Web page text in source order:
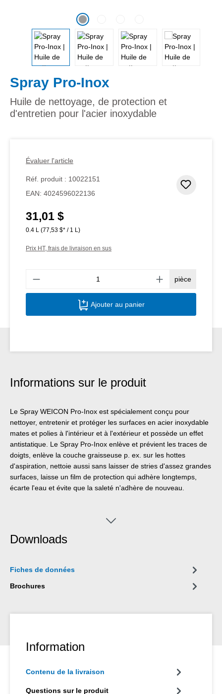
Spray Pro-Inox
Huile de nettoyage, de protection et
d'entretien pour l'acier inoxydable
Évaluer l'article
Réf. produit : 10022151
EAN: 4024596022136
Prix régulier :
31,01 $
0.4 L (77,53 $* / 1 L)
Prix HT, frais de livraison en sus
pièce
Ajouter au panier
Informations sur le produit
Le Spray WEICON Pro-Inox est spécialement conçu pour
nettoyer, entretenir et protéger les surfaces en acier inoxydable
mates et polies à l'intérieur et à l'extérieur et possède un effet
antistatique. Le Spray Pro-Inox enlève et prévient les traces de
doigts, enlève la couche graisseuse p. ex. sur les hottes
d'aspiration, nettoie aussi sans laisser de stries d'assez grandes
surfaces, laisse un film de protection qui adhère longtemps,
écarte l'eau et évite que la saleté n'adhère de nouveau.
Downloads
Fiches de données
Brochures
Information
Contenu de la livraison
Questions sur le produit